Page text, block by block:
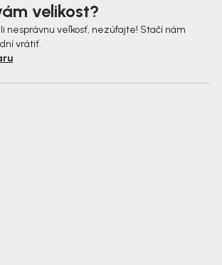
velikost?
nesprávnu veľkosť, nezúfajte! Stačí nám
vrátiť.